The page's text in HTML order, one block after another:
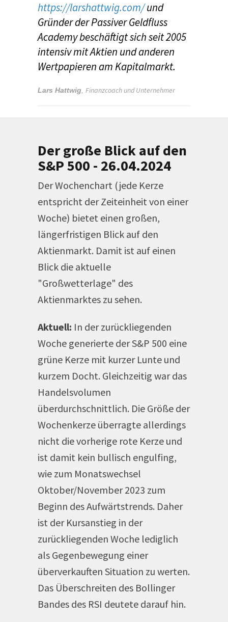
https://larshattwig.com/und
Gründer der Passiver Geldfluss
Academy beschäftigt sich seit 2005
intensiv mit Aktien und anderen
Wertpapieren am Kapitalmarkt.
Lars Hattwig, Finanzcoach und Unternehmer
Der große Blick auf den
S&P 500 - 26.04.2024
Der Wochenchart (jede Kerze
entspricht der Zeiteinheit von einer
Woche) bietet einen großen,
längerfristigen Blick auf den
Aktienmarkt. Damit ist auf einen
Blick die aktuelle
"Großwetterlage" des
Aktienmarktes zu sehen.
Aktuell: In der zurückliegenden
Woche generierte der S&P 500 eine
grüne Kerze mit kurzer Lunte und
kurzem Docht. Gleichzeitig war das
Handelsvolumen
überdurchschnittlich. Die Größe der
Wochenkerze überragte allerdings
nicht die vorherige rote Kerze und
ist damit kein bullisch engulfing,
wie zum Monatswechsel
Oktober/November 2023 zum
Beginn des Aufwärtstrends. Daher
ist der Kursanstieg in der
zurückliegenden Woche lediglich
als Gegenbewegung einer
überverkauften Situation zu werten.
Das Überschreiten des Bollinger
Bandes des RSI deutete darauf hin.